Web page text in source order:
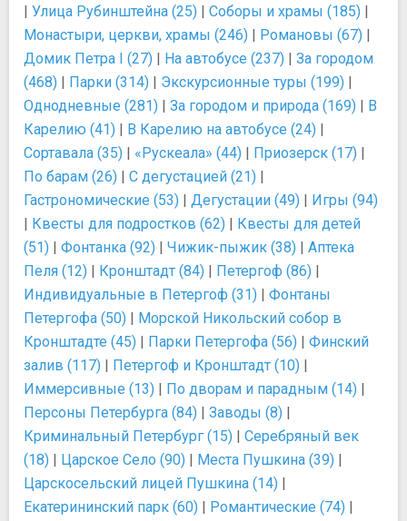
| Улица Рубинштейна (25) | Соборы и храмы (185) |
Монастыри, церкви, храмы (246) | Романовы (67) |
Домик Петра I (27) | На автобусе (237) | За городом
(468) | Парки (314) | Экскурсионные туры (199) |
Однодневные (281) | За городом и природа (169) | В
Карелию (41) | В Карелию на автобусе (24) |
Сортавала (35) | «Рускеала» (44) | Приозерск (17) |
По барам (26) | С дегустацией (21) |
Гастрономические (53) | Дегустации (49) | Игры (94)
| Квесты для подростков (62) | Квесты для детей
(51) | Фонтанка (92) | Чижик-пыжик (38) | Аптека
Пеля (12) | Кронштадт (84) | Петергоф (86) |
Индивидуальные в Петергоф (31) | Фонтаны
Петергофа (50) | Морской Никольский собор в
Кронштадте (45) | Парки Петергофа (56) | Финский
залив (117) | Петергоф и Кронштадт (10) |
Иммерсивные (13) | По дворам и парадным (14) |
Персоны Петербурга (84) | Заводы (8) |
Криминальный Петербург (15) | Серебряный век
(18) | Царское Село (90) | Места Пушкина (39) |
Царскосельский лицей Пушкина (14) |
Екатерининский парк (60) | Романтические (74) |